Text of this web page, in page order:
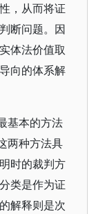
，从而将证
断问题。因
体法价值取
向的体系解
基本的方法
两种方法具
时的裁判方
类是作为证
解释则是次